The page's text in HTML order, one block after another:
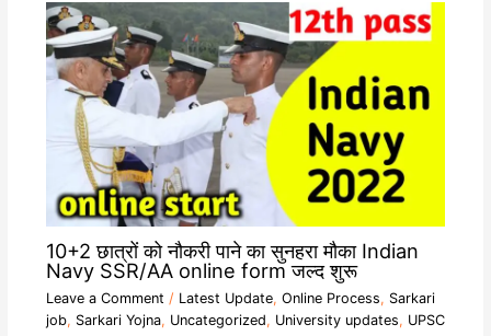
10+2 छात्रों को नौकरी पाने का सुनहरा मौका Indian
Navy SSR/AA online form जल्द शुरू
Leave a Comment / Latest Update, Online Process, Sarkari
job, Sarkari Yojna, Uncategorized, University updates, UPSC